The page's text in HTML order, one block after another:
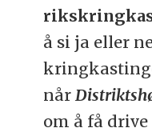
å si ja eller
når
om å få